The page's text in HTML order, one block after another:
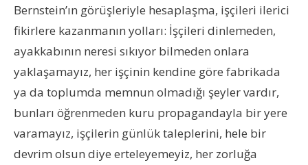
Bernstein’ın görüşleriyle hesaplaşma, işçileri ilerici
fikirlere kazanmanın yolları: İşçileri dinlemeden,
ayakkabının neresi sıkıyor bilmeden onlara
yaklaşamayız, her işçinin kendine göre fabrikada
ya da toplumda memnun olmadığı şeyler vardır,
bunları öğrenmeden kuru propagandayla bir yere
varamayız, işçilerin günlük taleplerini, hele bir
devrim olsun diye erteleyemeyiz, her zorluğa